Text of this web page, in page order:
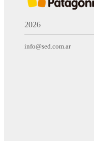
2026
info@sed.com.ar